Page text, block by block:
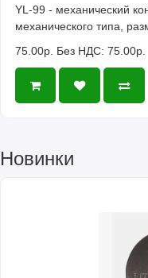
YL-99 - механический
механического типа,
75.00р. Без НДС: 75.00р.
Новинки